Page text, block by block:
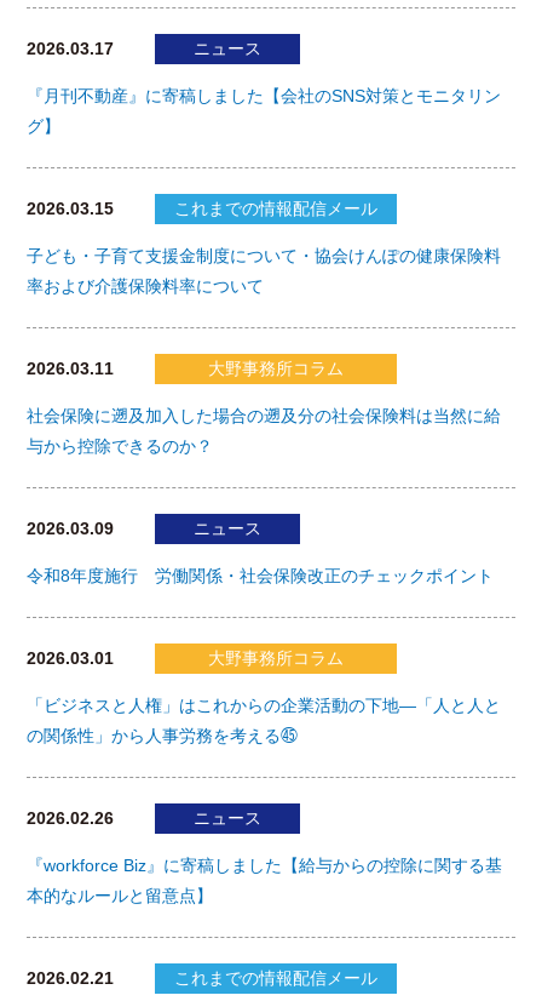
2026.03.17 ニュース
『月刊不動産』に寄稿しました【会社のSNS対策とモニタリン
グ】
2026.03.15 これまでの情報配信メール
子ども・子育て支援金制度について・協会けんぽの健康保険料
率および介護保険料率について
2026.03.11 大野事務所コラム
社会保険に遡及加入した場合の遡及分の社会保険料は当然に給
与から控除できるのか？
2026.03.09 ニュース
令和8年度施行 労働関係・社会保険改正のチェックポイント
2026.03.01 大野事務所コラム
「ビジネスと人権」はこれからの企業活動の下地―「人と人と
の関係性」から人事労務を考える㊺
2026.02.26 ニュース
『workforce Biz』に寄稿しました【給与からの控除に関する基
本的なルールと留意点】
2026.02.21 これまでの情報配信メール